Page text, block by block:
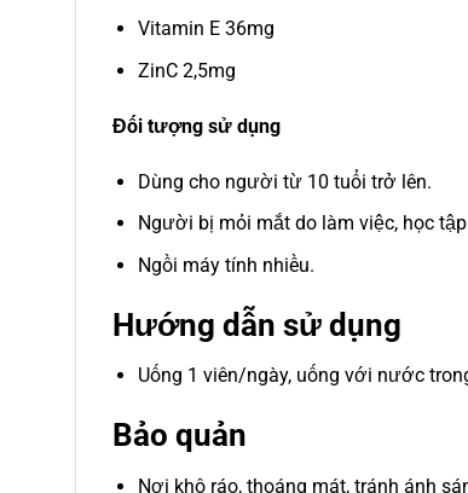
Vitamin E 36mg
ZinC 2,5mg
Đối tượng sử dụng
Dùng cho người từ 10 tuổi trở lên.
Người bị mỏi mắt do làm việc, học
Ngồi máy tính nhiều.
Hướng dẫn sử dụng
Uống 1 viên/ngày, uống với nước
Bảo quản
Nơi khô ráo, thoáng mát, tránh ánh